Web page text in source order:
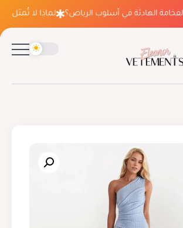
الهادئة في أسلوب الرياض؟ لماذا لا تُمثل